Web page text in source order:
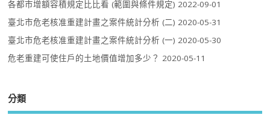
各都市增額容積規定比比看 (範圍與條件規定) 2022-09-01
臺北市危老核准重建計畫之案件統計分析 (二) 2020-05-31
臺北市危老核准重建計畫之案件統計分析 (一) 2020-05-30
危老重建可使住戶的土地價值增加多少？ 2020-05-11
分類